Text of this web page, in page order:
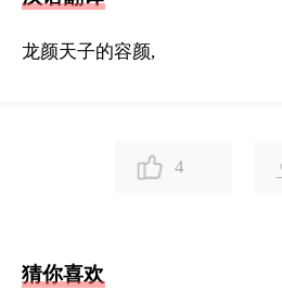
龙颜天子的容颜,
4
猜你喜欢